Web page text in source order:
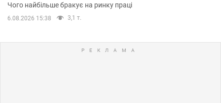
Чого найбільше бракує на ринку праці
6.08.2026 15:38 3,1 т.